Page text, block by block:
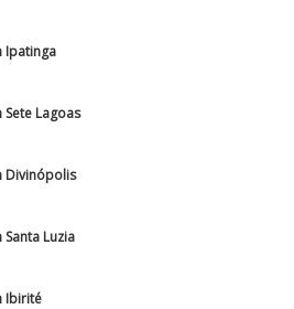
Ipatinga
Lagoas
Divinópolis
Luzia
Ibirité